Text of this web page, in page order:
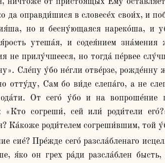
да оправди́шися в словесе́х свои́х, и
но и бесну́ющаяся нареко́ша, и
утеша́я, и содея́нием
не прилу́чшееся, но тогда́ пе́рвее
Сле́пу у́бо не́гли отве́рзе,
отту́ду, Сам бо ви́де слепа́го, а не
От сего́ у́бо и на вопроше́ние
согреши́, сей или́ роди́тели
Ка́коже роди́телем согреши́вшим, той
я́ко он грех ра́ди разсла́блен